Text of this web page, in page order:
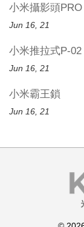
小米攝影頭PRO
Jun 16, 21
小米推拉式P-02
Jun 16, 21
小米霸王鎖
Jun 16, 21